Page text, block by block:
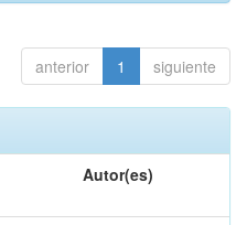
anterior 1 siguiente
Autor(es)